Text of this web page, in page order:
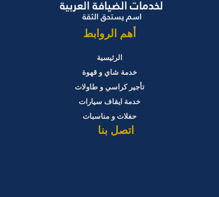
أهم الروابط
الرئيسية
خدمة شاي و قهوة
تأجير كراسي و طاولات
خدمة ايقاف سيارات
حفلات و مناسبات
اتصل بنا